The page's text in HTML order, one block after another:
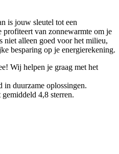
is jouw sleutel tot een
van zonnewarmte om je
niet alleen goed voor het milieu,
besparing op je energierekening.
Wij helpen je graag met het
in duurzame oplossingen.
4,8 sterren.